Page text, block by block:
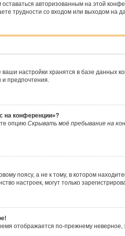
авторизованным на этой
трудности со входом или выходом на
настройки хранятся в базе
и предпочтения.
на конференции»?
опцию Скрывать моё пребывание на
поясу, а не к тому, в котором
настроек, могут только
отображается по-прежнему